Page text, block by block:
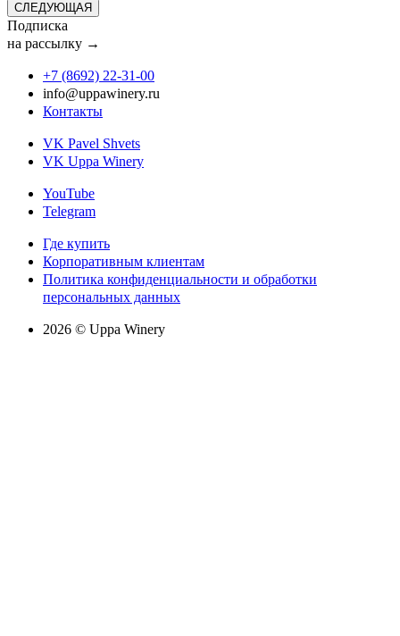
СЛЕДУЮЩАЯ
Подписка
на рассылку →
+7 (8692) 22‑31‑00
info@uppawinery.ru
Контакты
VK Pavel Shvets
VK Uppa Winery
YouTube
Telegram
Где купить
Корпоративным клиентам
Политика конфиденциальности и обработки
персональных данных
2026 © Uppa Winery